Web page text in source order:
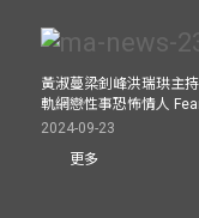
黃淑蔓梁釗峰洪瑞珙主
軌網戀性事恐怖情人
2024-09-23
更多